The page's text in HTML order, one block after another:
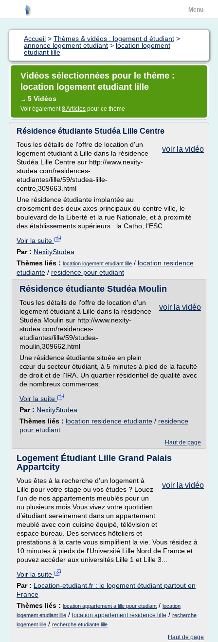
Menu
Accueil > Thèmes & vidéos : logement d étudiant >
annonce logement etudiant > location logement
etudiant lille
Vidéos sélectionnées pour le thème :
location logement etudiant lille
→ 5 Vidéos
Voir également8 Articles pour ce thème
Résidence étudiante Studéa Lille Centre
voir la vidéo
Tous les détails de l'offre de location d'un
logement étudiant à Lille dans la résidence
Studéa Lille Centre sur http://www.nexity-
studea.com/residences-
etudiantes/lille/59/studea-lille-
centre,309663.html
Une résidence étudiante implantée au
croisement des deux axes principaux du centre ville, le
boulevard de la Liberté et la rue Nationale, et à proximité
des établissements supérieurs : la Catho, l'ESC.
Voir la suite
Par : NexityStudea
Thèmes liés : location logement etudiant lille / location residence
etudiante / residence pour etudiant
Résidence étudiante Studéa Moulin
voir la vidéo
Tous les détails de l'offre de location d'un
logement étudiant à Lille dans la résidence
Studéa Moulin sur http://www.nexity-
studea.com/residences-
etudiantes/lille/59/studea-
moulin,309662.html
Une résidence étudiante située en plein
cœur du secteur étudiant, à 5 minutes à pied de la faculté
de droit et de l'IRA. Un quartier résidentiel de qualité avec
de nombreux commerces.
Voir la suite
Par : NexityStudea
Thèmes liés : location residence etudiante / residence
pour etudiant
Haut de page
Logement Étudiant Lille Grand Palais
Appartcity
voir la vidéo
Vous êtes à la recherche d’un logement à
Lille pour votre stage ou vos études ? Louez
l’un de nos appartements meublés pour un
ou plusieurs mois.Vous vivez votre quotidien
d’étudiant sereinement dans un appartement
meublé avec coin cuisine équipé, télévision et
espace bureau. Des services hôteliers et
prestations à la carte vous simplifient la vie. Vous résidez à
10 minutes à pieds de l'Université Lille Nord de France et
pouvez accéder aux universités Lille 1 et Lille 3...
Voir la suite
Par : Location-etudiant.fr : le logement étudiant partout en
France
Thèmes liés : location appartement a lille pour etudiant / location
logement etudiant lille / location appartement residence lille / recherche
logement lille / recherche etudiante lille
Haut de page